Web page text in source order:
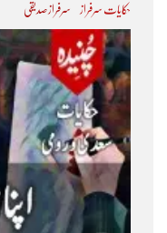
حکایات سرفراز سرفراز صدیقی